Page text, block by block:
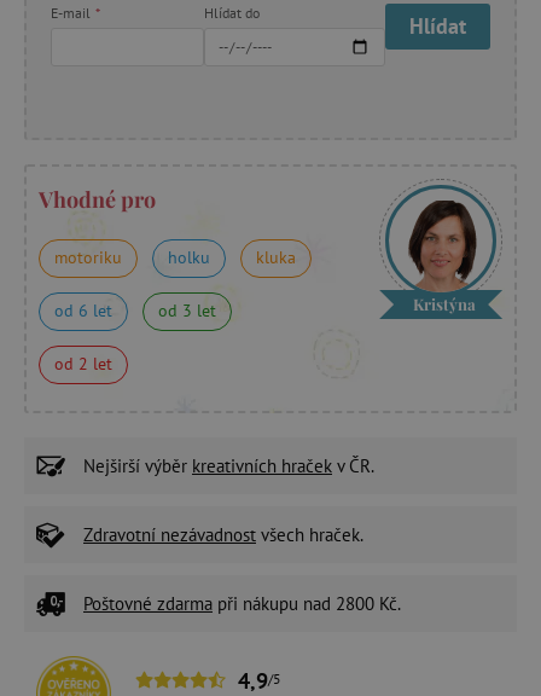
E-mail * Hlídat do Hlídat
Vhodné pro
motoriku holku kluka
od 6 let od 3 let
od 2 let
Kristýna
Nejširší výběr kreativních hraček v ČR.
Zdravotní nezávadnost všech hraček.
Poštovné zdarma při nákupu nad 2800 Kč.
4,9/5